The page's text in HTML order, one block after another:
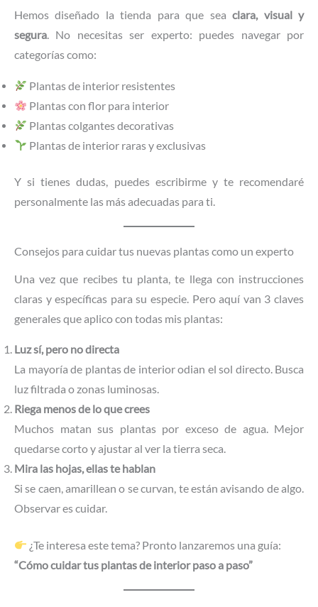
Hemos diseñado la tienda para que seaclara, visual y
segura. No necesitas ser experto: puedes navegar por
categorías como:
Plantas de interior resistentes
Plantas con flor para interior
Plantas colgantes decorativas
Plantas de interior raras y exclusivas
Y si tienes dudas, puedes escribirme y te recomendaré
personalmente las más adecuadas para ti.
Consejos para cuidar tus nuevas plantas como un experto
Una vez que recibes tu planta, te llega con instrucciones
claras y específicas para su especie. Pero aquí van 3 claves
generales que aplico con todas mis plantas:
Luz sí, pero no directa
La mayoría de plantas de interior odian el sol directo. Busca
luz filtrada o zonas luminosas.
Riega menos de lo que crees
Muchos matan sus plantas por exceso de agua. Mejor
quedarse corto y ajustar al ver la tierra seca.
Mira las hojas, ellas te hablan
Si se caen, amarillean o se curvan, te están avisando de algo.
Observar es cuidar.
¿Te interesa este tema? Pronto lanzaremos una guía:
“Cómo cuidar tus plantas de interior paso a paso”